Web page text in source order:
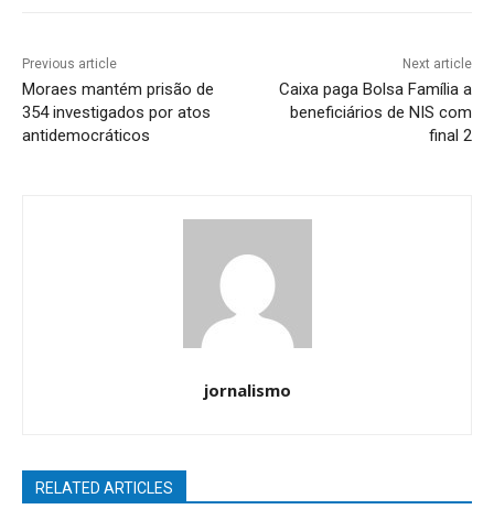
Previous article
Moraes mantém prisão de
354 investigados por atos
antidemocráticos
Next article
Caixa paga Bolsa Família a
beneficiários de NIS com
final 2
jornalismo
RELATED ARTICLES